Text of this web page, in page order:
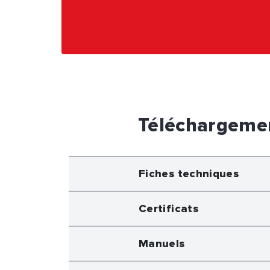
Fiches techniques
Certificats
Manuels